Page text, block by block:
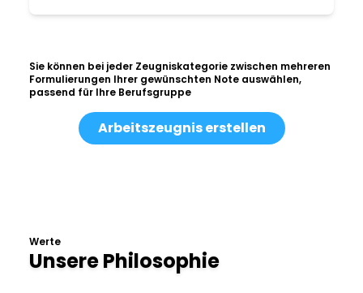
Sie können bei jeder Zeugniskategorie zwischen mehreren
Formulierungen Ihrer gewünschten Note auswählen,
passend für Ihre Berufsgruppe
Arbeitszeugnis erstellen
Werte
Unsere Philosophie